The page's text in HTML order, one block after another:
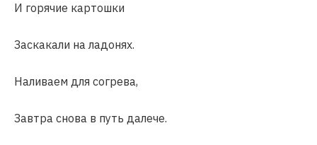
И горячие картошки
Заскакали на ладонях.
Наливаем для согрева,
Завтра снова в путь далече.